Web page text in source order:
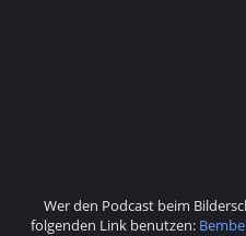
Wer den Podcast beim
folgenden Link benutzen: